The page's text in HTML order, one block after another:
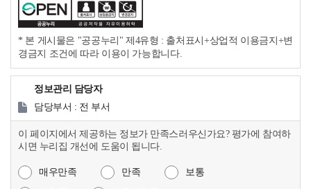
* 본 게시물은 "공공누리" 제4유형 : 출처표시+상업적 이용금지+변
경금지 조건에 따라 이용이 가능합니다.
정보관리 담당자
담당부서 : 전 부서
이 페이지에서 제공하는 정보가 만족스러우신가요? 평가에 참여하
시면 누리집 개선에 도움이 됩니다.
매우만족 만족 보통